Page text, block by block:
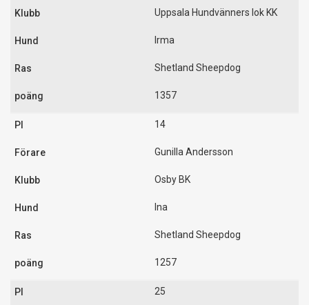
Uppsala Hundvänners lok KK
Irma
Shetland Sheepdog
1357
14
Gunilla Andersson
Osby BK
Ina
Shetland Sheepdog
1257
25